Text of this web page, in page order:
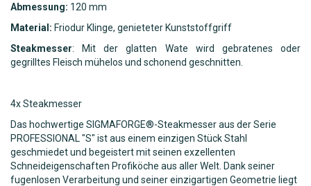
Abmessung: 120 mm
Material: Friodur Klinge, genieteter Kunststoffgriff
Steakmesser: Mit der glatten Wate wird gebratenes oder
gegrilltes Fleisch mühelos und schonend geschnitten.
4x Steakmesser
Das hochwertige SIGMAFORGE®-Steakmesser aus der Serie
PROFESSIONAL "S" ist aus einem einzigen Stück Stahl
geschmiedet und begeistert mit seinen exzellenten
Schneideigenschaften Profiköche aus aller Welt. Dank seiner
fugenlosen Verarbeitung und seiner einzigartigen Geometrie liegt